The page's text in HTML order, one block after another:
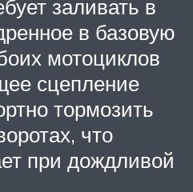
заливать в
в базовую
мотоциклов
сцепление
тормозить
что
при дождливой